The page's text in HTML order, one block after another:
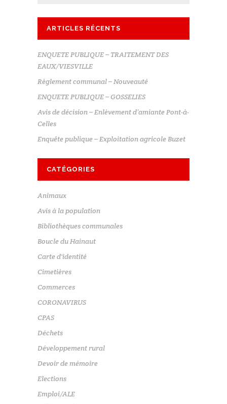
ARTICLES RÉCENTS
ENQUETE PUBLIQUE – TRAITEMENT DES
EAUX/VIESVILLE
Règlement communal – Nouveauté
ENQUETE PUBLIQUE – GOSSELIES
Avis de décision – Enlèvement d’amiante Pont-à-
Celles
Enquête publique – Exploitation agricole Buzet
CATÉGORIES
Animaux
Avis à la population
Bibliothèques communales
Boucle du Hainaut
Carte d'identité
Cimetières
Commerces
CORONAVIRUS
CPAS
Déchets
Développement rural
Devoir de mémoire
Elections
Emploi/ALE